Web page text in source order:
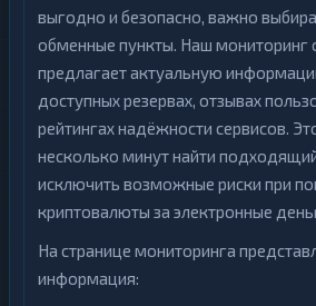
выгодно и безопасно, важно
обменные пункты. Наш мониторинг
предлагает актуальную
доступных резервах, отзывах
рейтингах надёжности сервисов.
несколько минут найти
исключить возможные риски при
криптовалюты за электронные
На странице мониторинга
информация: